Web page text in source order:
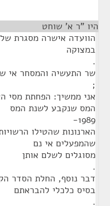
היו "ר א' שוחט
הוועדה אישרה מסגרת של
במצוקה
.
שר התעשיה והמסחר אי
;
אני ממשיך: הפחתת מסי
המס שנקבע לשנת המס
1989-
הארנונות שהטילו
שהמפעלים אי נם
מסוגלים לשלם אותן
.
דבר נוסף, החלת הסדר
בסיס כלכלי להבראתם
.